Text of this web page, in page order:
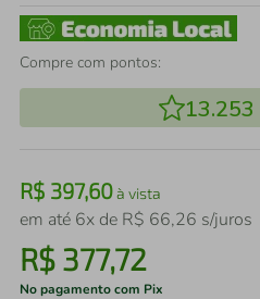
Compre com pontos:
13.253
R$ 397,60à vista
em até 6x de R$ 66,26 s/juros
R$ 377,72
No pagamento com Pix